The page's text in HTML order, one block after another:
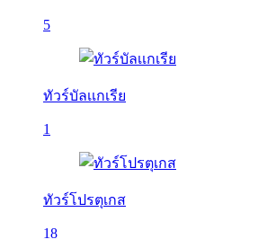
5
ทัวร์บัลเเกเรีย
1
ทัวร์โปรตุเกส
18